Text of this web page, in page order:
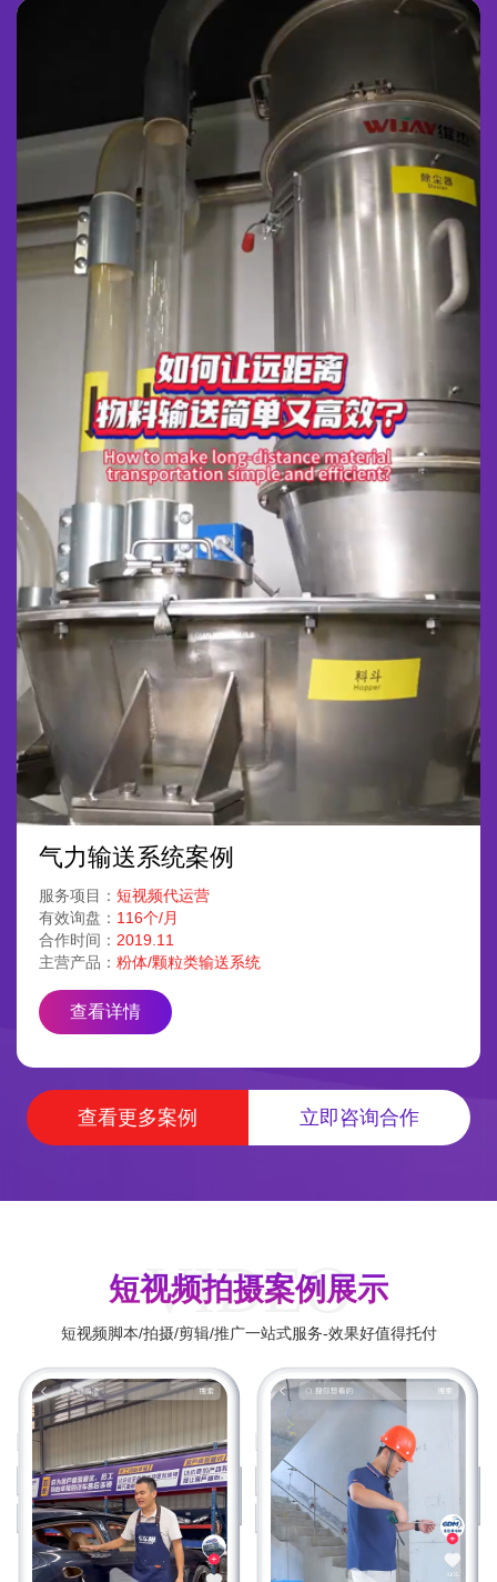
气力输送系统案例
服务项目： 短视频代运营
有效询盘： 116个/月
合作时间： 2019.11
主营产品： 粉体/颗粒类输送系统
查看详情
查看更多案例 立即咨询合作
短视频拍摄案例展示
VIDEO
短视频脚本/拍摄/剪辑/推广一站式服务-效果好值得托付